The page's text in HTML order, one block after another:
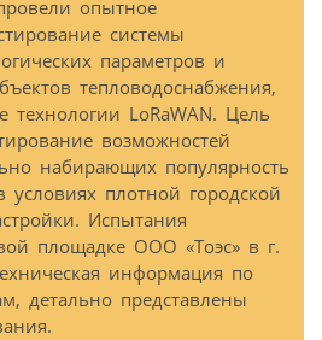
опытное
системы
параметров и
тепловодоснабжения,
технологии LoRaWAN. Цель
возможностей
набирающих популярность
условиях плотной городской
Испытания
площадке ООО «Тоэс» в г.
информация по
детально представлены